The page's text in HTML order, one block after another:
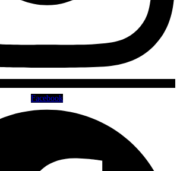
Facebook